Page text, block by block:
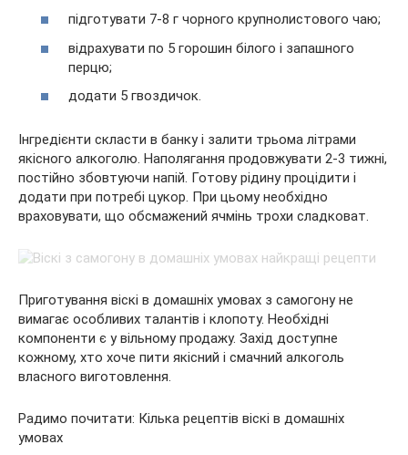
підготувати 7-8 г чорного крупнолистового чаю;
відрахувати по 5 горошин білого і запашного
перцю;
додати 5 гвоздичок.
Інгредієнти скласти в банку і залити трьома літрами
якісного алкоголю. Наполягання продовжувати 2-3 тижні,
постійно збовтуючи напій. Готову рідину процідити і
додати при потребі цукор. При цьому необхідно
враховувати, що обсмажений ячмінь трохи сладковат.
Приготування віскі в домашніх умовах з самогону не
вимагає особливих талантів і клопоту. Необхідні
компоненти є у вільному продажу. Захід доступне
кожному, хто хоче пити якісний і смачний алкоголь
власного виготовлення.
Радимо почитати: Кілька рецептів віскі в домашніх
умовах